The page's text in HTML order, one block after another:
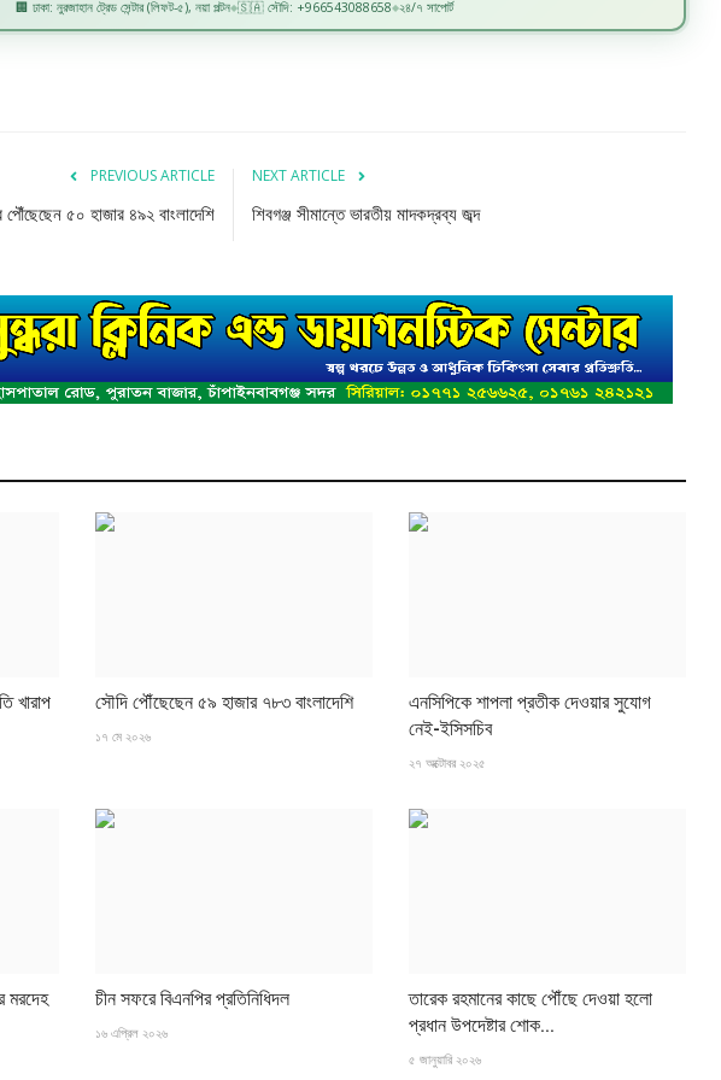
🏢 ঢাকা: নুরজাহান ট্রেড সেন্টার (লিফট-৫), নয়া পল্টন◆🇸🇦 সৌদি: +966543088658◆২৪/৭ সাপোর্ট
PREVIOUS ARTICLE
৫০ হাজার ৪৯২ বাংলাদেশি
NEXT ARTICLE
শিবগঞ্জ সীমান্তে ভারতীয় মাদকদ্রব্য জব্দ
খারাপ
সৌদি পৌঁছেছেন ৫৯ হাজার ৭৮৩ বাংলাদেশি
১৭ মে ২০২৬
এনসিপিকে শাপলা প্রতীক দেওয়ার সুযোগ
নেই-ইসিসচিব
২৭ অক্টোবর ২০২৫
মরদেহ
চীন সফরে বিএনপির প্রতিনিধিদল
১৬ এপ্রিল ২০২৬
তারেক রহমানের কাছে পৌঁছে দেওয়া হলো
প্রধান উপদেষ্টার শোক...
৫ জানুয়ারি ২০২৬